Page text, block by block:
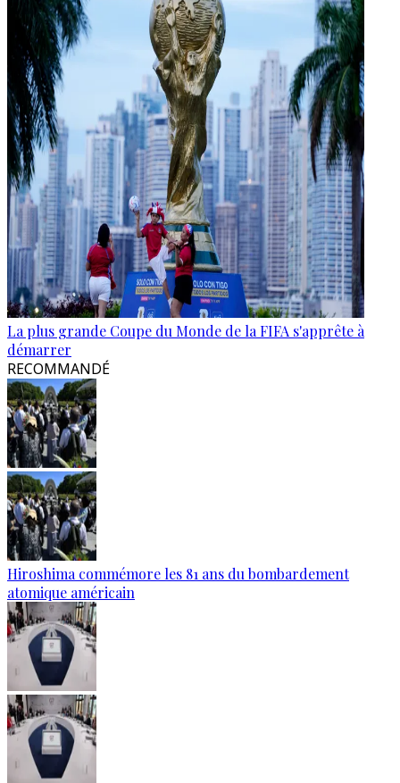
La plus grande Coupe du Monde de la FIFA s'apprête à
démarrer
RECOMMANDÉ
Hiroshima commémore les 81 ans du bombardement
atomique américain